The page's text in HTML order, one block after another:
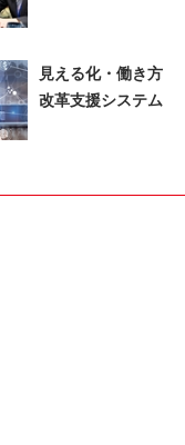
見える化・働き方
改革支援システム